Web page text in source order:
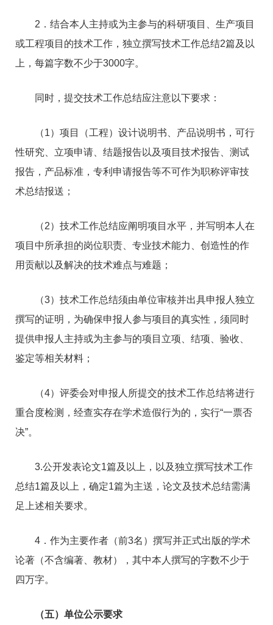
2．结合本人主持或为主参与的科研项目、生产项目
或工程项目的技术工作，独立撰写技术工作总结2篇及以
上，每篇字数不少于3000字。
同时，提交技术工作总结应注意以下要求：
（1）项目（工程）设计说明书、产品说明书，可行
性研究、立项申请、结题报告以及项目技术报告、测试
报告，产品标准，专利申请报告等不可作为职称评审技
术总结报送；
（2）技术工作总结应阐明项目水平，并写明本人在
项目中所承担的岗位职责、专业技术能力、创造性的作
用贡献以及解决的技术难点与难题；
（3）技术工作总结须由单位审核并出具申报人独立
撰写的证明，为确保申报人参与项目的真实性，须同时
提供申报人主持或为主参与的项目立项、结项、验收、
鉴定等相关材料；
（4）评委会对申报人所提交的技术工作总结将进行
重合度检测，经查实存在学术造假行为的，实行“一票否
决”。
3.公开发表论文1篇及以上，以及独立撰写技术工作
总结1篇及以上，确定1篇为主送，论文及技术总结需满
足上述相关要求。
4．作为主要作者（前3名）撰写并正式出版的学术
论著（不含编著、教材），其中本人撰写的字数不少于
四万字。
（五）单位公示要求